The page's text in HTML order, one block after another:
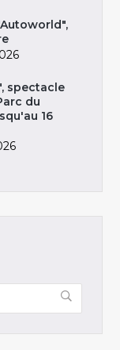
spectacle
du
16